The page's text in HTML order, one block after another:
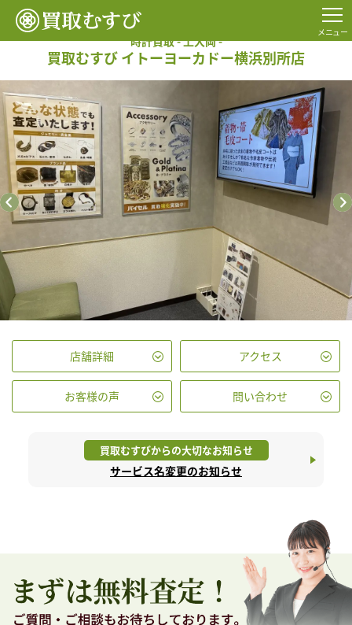
メニュー
TOP 時計買取
時計買取 - 上大岡 -
買取むすび イトーヨーカドー横浜別所店
店舗詳細 アクセス
お客様の声 問い合わせ
買取むすびからの大切なお知らせ
サービス名変更のお知らせ